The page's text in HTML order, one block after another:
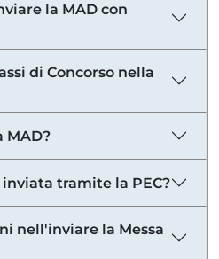
la MAD con
di Concorso nella
MAD?
inviata tramite la PEC?
nell'inviare la Messa